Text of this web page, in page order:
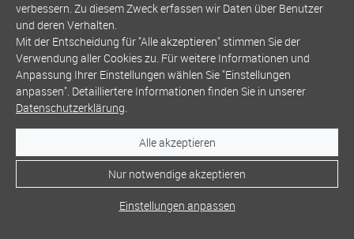
verbessern. Zu diesem Zweck erfassen wir Daten über Benutzer
und deren Verhalten.
Mit der Entscheidung für "Alle akzeptieren" stimmen Sie der
Verwendung aller Cookies zu. Für weitere Informationen und
Anpassung Ihrer Einstellungen wählen Sie "Einstellungen
anpassen". Detailliertere Informationen finden Sie in unserer
Datenschutzerklärung.
Alle akzeptieren
Nur notwendige akzeptieren
Einstellungen anpassen